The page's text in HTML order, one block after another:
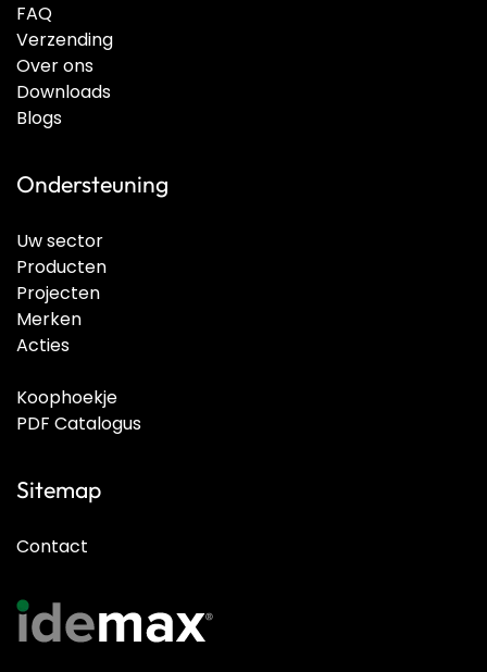
FAQ
Verzending
Over ons
Downloads
Blogs
Ondersteuning
Uw sector
Producten
Projecten
Merken
Acties
Koophoekje
PDF Catalogus
Sitemap
Contact